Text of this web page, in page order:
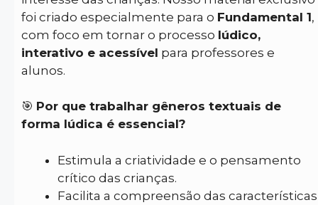
foi criado especialmente para o Fundamental 1,
com foco em tornar o processo lúdico,
interativo e acessível para professores e
alunos.
🎯 Por que trabalhar gêneros textuais de
forma lúdica é essencial?
Estimula a criatividade e o pensamento
crítico das crianças.
Facilita a compreensão das características